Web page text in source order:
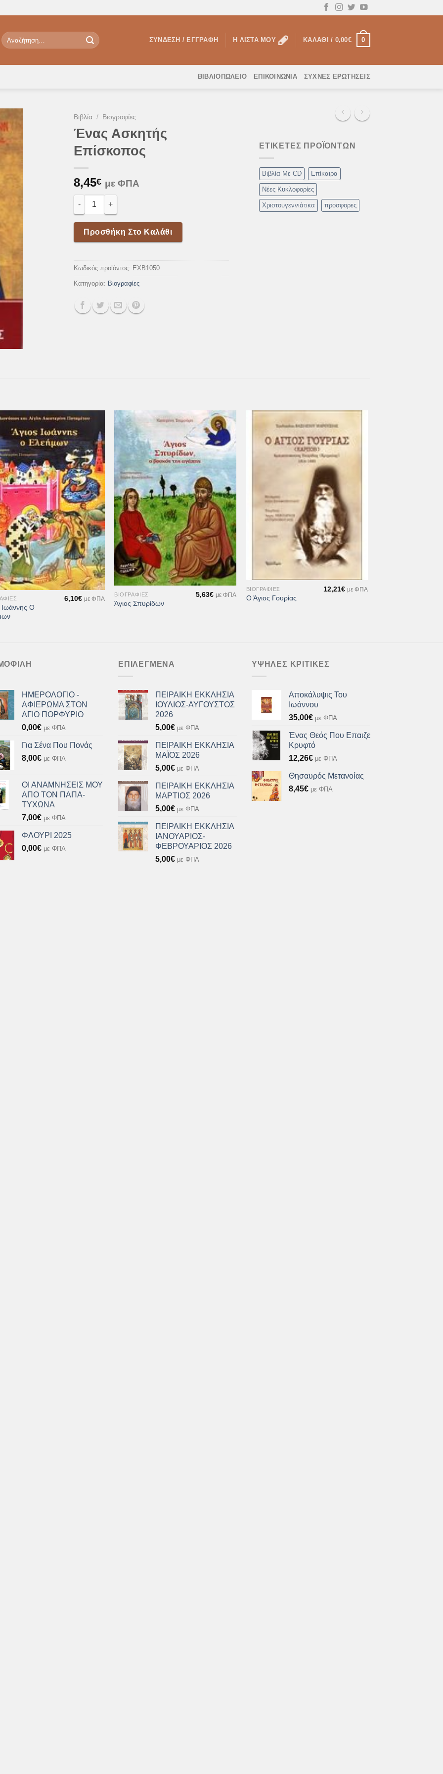
Αναζήτηση
για:
ΣΎΝΔΕΣΗ / ΕΓΓΡΑΦΉ Η ΛΊΣΤΑ ΜΟΥ ΚΑΛΆΘΙ / 0,00€ 0
ΒΙΒΛΙΟΠΩΛΕΙΟ ΕΠΙΚΟΙΝΩΝΊΑ ΣΥΧΝΈΣ ΕΡΩΤΉΣΕΙΣ
Βιβλία / Βιογραφίες
Ένας Ασκητής
Επίσκοπος
8,45€ με ΦΠΑ
Ένας Ασκητής Επίσκοπος ποσότητα
Προσθήκη Στο Καλάθι
Κωδικός προϊόντος: EXB1050
Κατηγορία: Βιογραφίες
ΕΤΙΚΈΤΕΣ ΠΡΟΪΌΝΤΩΝ
Βιβλία Με CD Επίκαιρα
Νέες Κυκλοφορίες
Χριστουγεννιάτικα προσφορες
Προσθήκη
στη Λίστα
Επιθυμιών
Ιωάννης Ο
6,10€ με ΦΠΑ
Προσθήκη
Επιθυμιών
+
ΒΙΟΓΡΑΦΊΕΣ
Άγιος Σπυρίδων
5,63€ με ΦΠΑ
Προσθήκη
Επιθυμιών
ΒΙΟΓΡΑΦΊΕΣ
Ο Άγιος Γουρίας
12,21€ με ΦΠΑ
ΗΜΕΡΟΛΟΓΙΟ -
ΑΦΙΕΡΩΜΑ ΣΤΟΝ
ΑΓΙΟ ΠΟΡΦΥΡΙΟ
0,00€ με ΦΠΑ
Για Σένα Που Πονάς
8,00€ με ΦΠΑ
ΟΙ ΑΝΑΜΝΗΣΕΙΣ ΜΟΥ
ΑΠΟ ΤΟΝ ΠΑΠΑ-
ΤΥΧΩΝΑ
7,00€ με ΦΠΑ
ΦΛΟΥΡΙ 2025
0,00€ με ΦΠΑ
ΕΠΙΛΕΓΜΈΝΑ
ΠΕΙΡΑΙΚΗ ΕΚΚΛΗΣΙΑ
ΙΟΥΛΙΟΣ-ΑΥΓΟΥΣΤΟΣ
2026
5,00€ με ΦΠΑ
ΠΕΙΡΑΙΚΗ ΕΚΚΛΗΣΙΑ
ΜΑΪΟΣ 2026
5,00€ με ΦΠΑ
ΠΕΙΡΑΙΚΗ ΕΚΚΛΗΣΙΑ
ΜΑΡΤΙΟΣ 2026
5,00€ με ΦΠΑ
ΠΕΙΡΑΙΚΗ ΕΚΚΛΗΣΙΑ
ΙΑΝΟΥΑΡΙΟΣ-
ΦΕΒΡΟΥΑΡΙΟΣ 2026
5,00€ με ΦΠΑ
ΥΨΗΛΈΣ ΚΡΙΤΙΚΈΣ
Αποκάλυψις Του
Ιωάννου
35,00€ με ΦΠΑ
Ένας Θεός Που Επαιζε
Κρυφτό
12,26€ με ΦΠΑ
Θησαυρός Μετανοίας
8,45€ με ΦΠΑ